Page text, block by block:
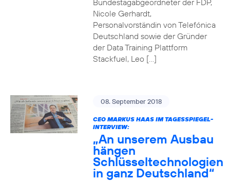
Bundestagabgeordneter der FDP,
Nicole Gerhardt,
Personalvorständin von Telefónica
Deutschland sowie der Gründer
der Data Training Plattform
Stackfuel, Leo […]
08. September 2018
CEO MARKUS HAAS IM TAGESSPIEGEL-
INTERVIEW:
„An unserem Ausbau
hängen
Schlüsseltechnologien
in ganz Deutschland“